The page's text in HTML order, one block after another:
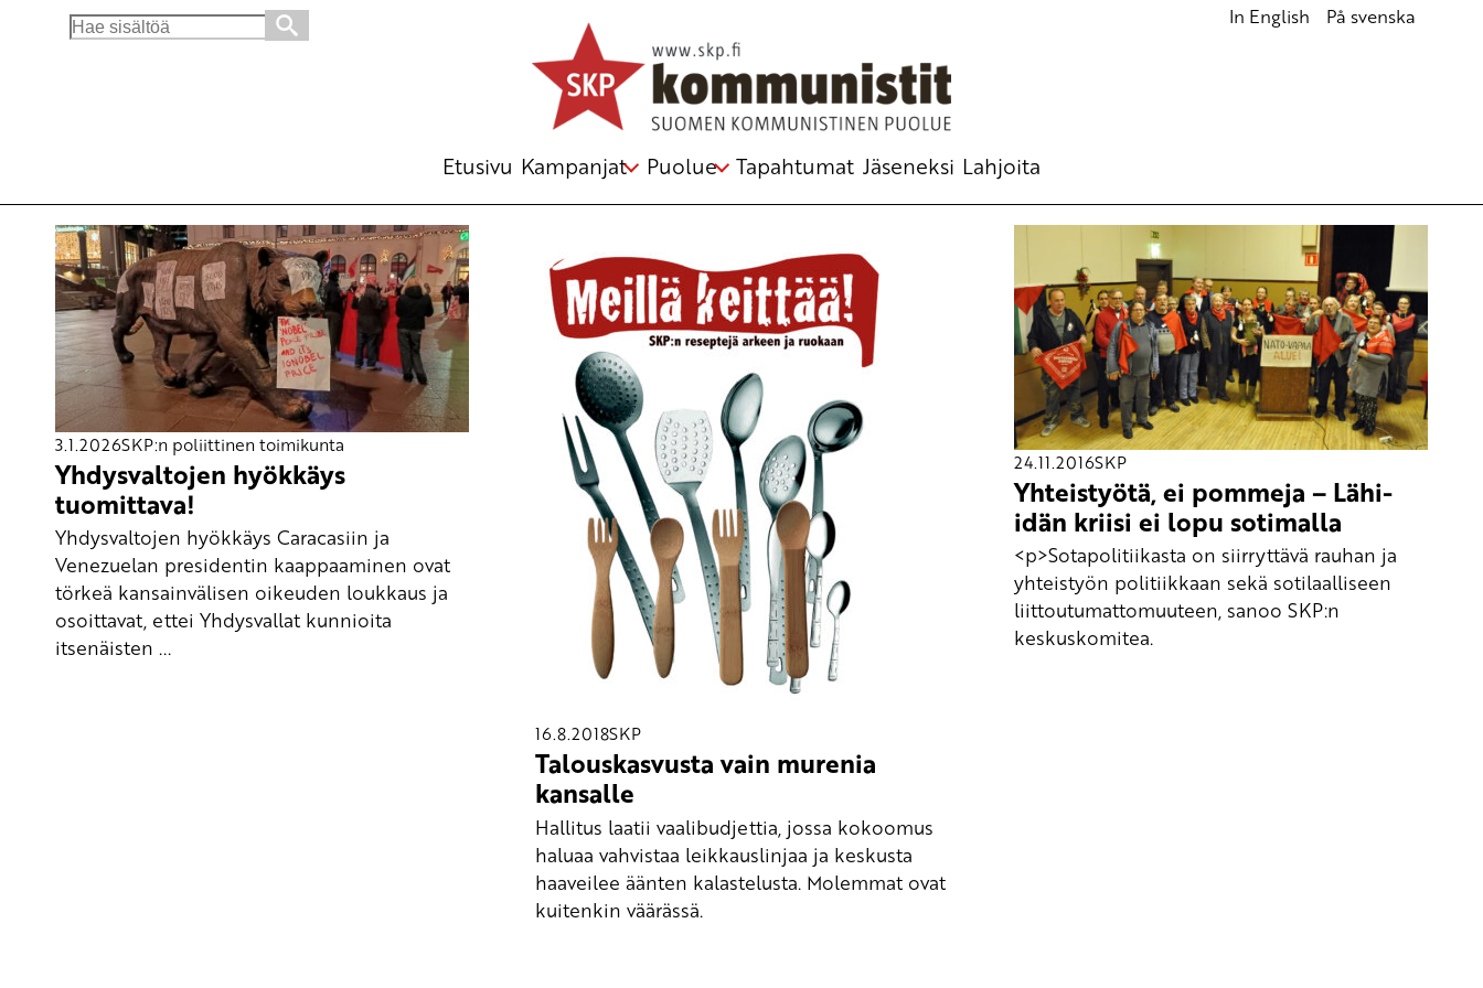
Search
In English På svenska
Etusivu Kampanjat Puolue Tapahtumat Jäseneksi Lahjoita
Avainsana
kannanotto
3.1.2026SKP:n poliittinen toimikunta
Yhdysvaltojen hyökkäys
tuomittava!
Yhdysvaltojen hyökkäys Caracasiin ja
Venezuelan presidentin kaappaaminen ovat
törkeä kansainvälisen oikeuden loukkaus ja
osoittavat, ettei Yhdysvallat kunnioita
itsenäisten ...
16.8.2018SKP
Talouskasvusta vain murenia
kansalle
Hallitus laatii vaalibudjettia, jossa kokoomus
haluaa vahvistaa leikkauslinjaa ja keskusta
haaveilee äänten kalastelusta. Molemmat ovat
kuitenkin väärässä.
24.11.2016SKP
Yhteistyötä, ei pommeja – Lähi-
idän kriisi ei lopu sotimalla
<p>Sotapolitiikasta on siirryttävä rauhan ja
yhteistyön politiikkaan sekä sotilaalliseen
liittoutumattomuuteen, sanoo SKP:n
keskuskomitea.